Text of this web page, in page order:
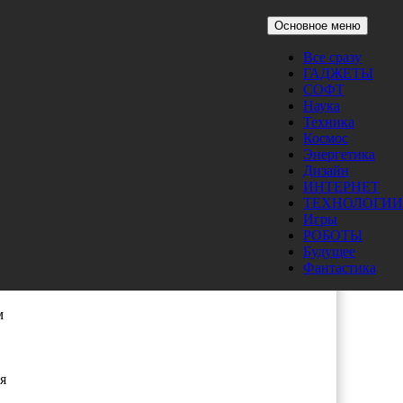
Основное меню
Все сразу
ГАДЖЕТЫ
СОФТ
Наука
Техника
Космос
Энергетика
Дизайн
ИНТЕРНЕТ
ТЕХНОЛОГИИ
Игры
РОБОТЫ
Будущее
Фантастика